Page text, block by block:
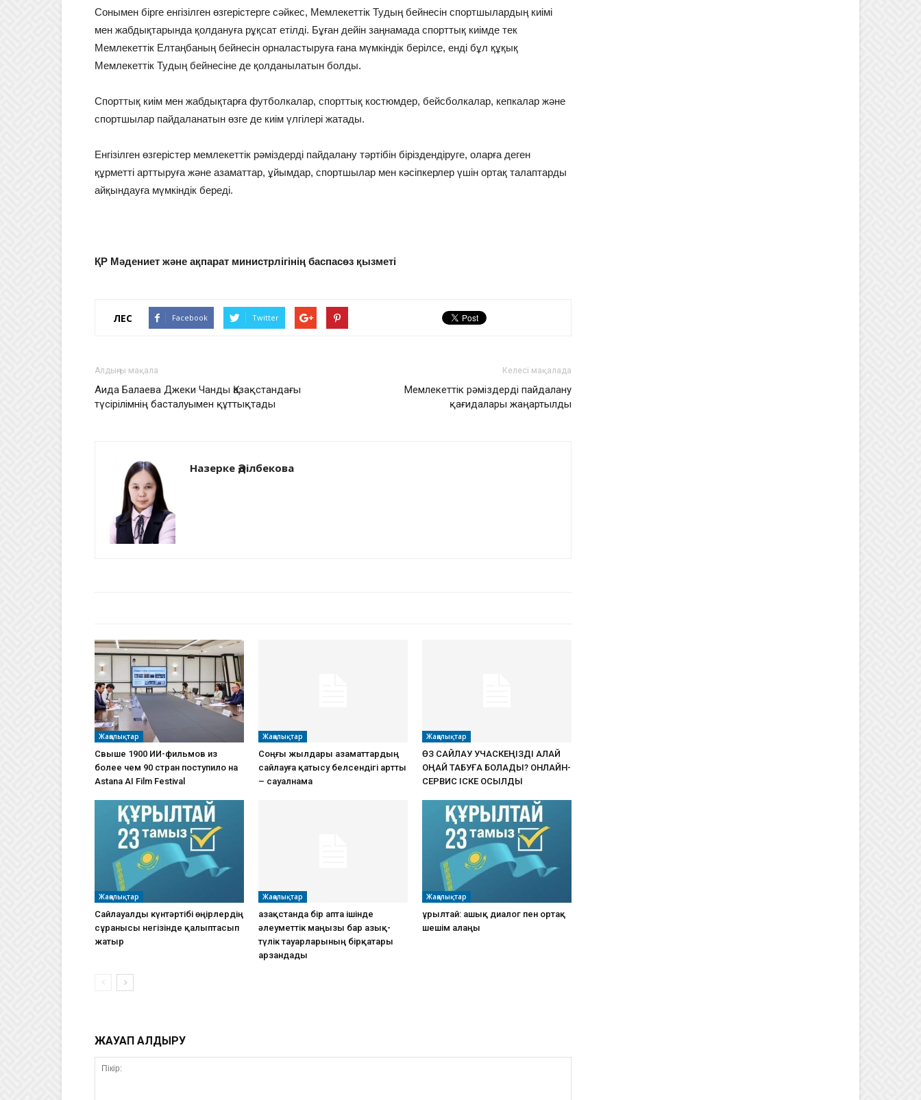
Сонымен бірге енгізілген өзгерістерге сәйкес, Мемлекеттік Тудың бейнесін спортшылардың киімі
мен жабдықтарында қолдануға рұқсат етілді. Бұған дейін заңнамада спорттық киімде тек
Мемлекеттік Елтаңбаның бейнесін орналастыруға ғана мүмкіндік берілсе, енді бұл құқық
Мемлекеттік Тудың бейнесіне де қолданылатын болды.
Спорттық киім мен жабдықтарға футболкалар, спорттық костюмдер, бейсболкалар, кепкалар және
спортшылар пайдаланатын өзге де киім үлгілері жатады.
Енгізілген өзгерістер мемлекеттік рәміздерді пайдалану тәртібін біріздендіруге, оларға деген
құрметті арттыруға және азаматтар, ұйымдар, спортшылар мен кәсіпкерлер үшін ортақ талаптарды
айқындауға мүмкіндік береді.
ҚР Мәдениет және ақпарат министрлігінің баспасөз қызметі
ҮЛЕС Facebook Twitter
Алдыңғы мақала
Аида Балаева Джеки Чанды Қазақстандағы
түсірілімнің басталуымен құттықтады
Келесі мақалада
Мемлекеттік рәміздерді пайдалану
қағидалары жаңартылды
Назерке Әділбекова
Жаңалықтар
Свыше 1900 ИИ-фильмов из
более чем 90 стран поступило на
Astana AI Film Festival
Жаңалықтар
Соңғы жылдары азаматтардың
сайлауға қатысу белсендігі артты
– сауалнама
Жаңалықтар
ӨЗ САЙЛАУ УЧАСКЕҢІЗДІ ҚАЛАЙ
ОҢАЙ ТАБУҒА БОЛАДЫ? ОНЛАЙН-
СЕРВИС ІСКЕ ҚОСЫЛДЫ
Жаңалықтар
Сайлауалды күнтәртібі өңірлердің
сұранысы негізінде қалыптасып
жатыр
Жаңалықтар
Қазақстанда бір апта ішінде
әлеуметтік маңызы бар азық-
түлік тауарларының бірқатары
арзандады
Жаңалықтар
Құрылтай: ашық диалог пен ортақ
шешім алаңы
ЖАУАП ҚАЛДЫРУ